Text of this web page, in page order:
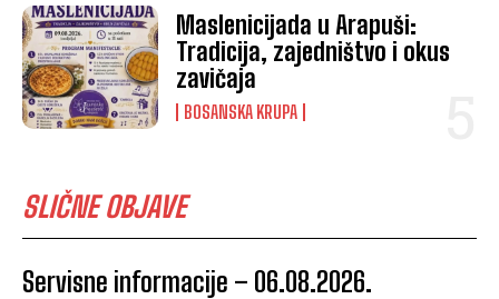
Maslenicijada u Arapuši:
Tradicija, zajedništvo i okus
zavičaja
BOSANSKA KRUPA
SLIČNE OBJAVE
Servisne informacije – 06.08.2026.